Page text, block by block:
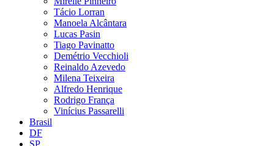
Tácio Lorran
Manoela Alcântara
Lucas Pasin
Tiago Pavinatto
Demétrio Vecchioli
Reinaldo Azevedo
Milena Teixeira
Alfredo Henrique
Rodrigo França
Vinícius Passarelli
Brasil
DF
SP